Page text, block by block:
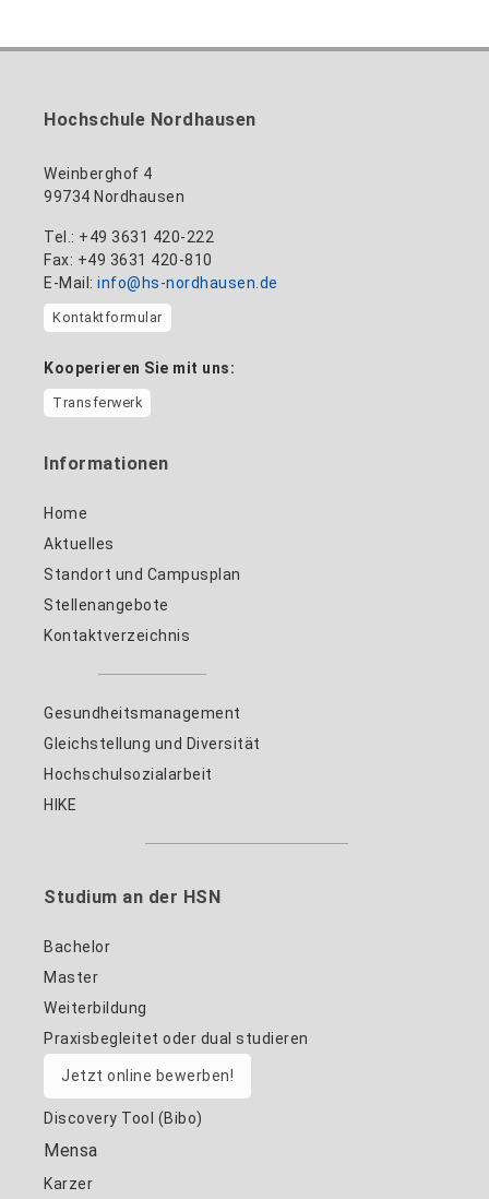
Gebäude 12 (Erdgeschoss)
mandy.tabatt@hs-nordhausen.de
Gebäude 11, Raum 11.0101
Hochschule Nordhausen
Weinberghof 4
99734 Nordhausen
Tel.: +49 3631 420-222
Fax: +49 3631 420-810
E-Mail: info@hs-nordhausen.de
Kontaktformular
Kooperieren Sie mit uns:
Transferwerk
Informationen
Home
Aktuelles
Standort und Campusplan
Stellenangebote
Kontaktverzeichnis
Gesundheitsmanagement
Gleichstellung und Diversität
Hochschulsozialarbeit
HIKE
Studium an der HSN
Bachelor
Master
Weiterbildung
Praxisbegleitet oder dual studieren
Jetzt online bewerben!
Discovery Tool (Bibo)
Mensa
Karzer